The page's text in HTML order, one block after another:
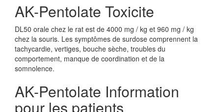
AK-Pentolate Toxicite
DL50 orale chez le rat est de 4000 mg / kg et 960 mg / kg
chez la souris. Les symptômes de surdose comprennent la
tachycardie, vertiges, bouche sèche, troubles du
comportement, manque de coordination et de la
somnolence.
AK-Pentolate Information
pour les patients